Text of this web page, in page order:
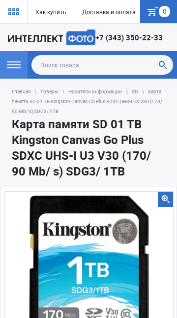
Как купить Доставка и оплата Гарантия
0
+7 (343) 350-22-33
Главная Товары Носители информации SD
Карта
памяти SD 01 TB Kingston Canvas Go Plus SDXC UHS-I U3 V30 (170/
90 Mb/ s) SDG3/ 1TB
Карта памяти SD 01 TB
Kingston Canvas Go Plus
SDXC UHS-I U3 V30 (170/
90 Mb/ s) SDG3/ 1TB